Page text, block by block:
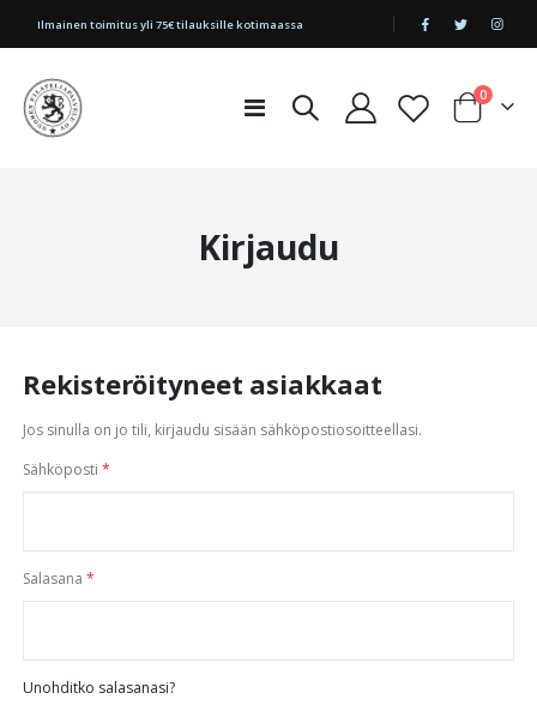
|
Ilmainen toimitus yli 75€ tilauksille kotimaassa
Toggle
Cart
0tuotetta
Kirjaudu
Rekisteröityneet asiakkaat
Jos sinulla on jo tili, kirjaudu sisään sähköpostiosoitteellasi.
Sähköposti
Salasana
Unohditko salasanasi?